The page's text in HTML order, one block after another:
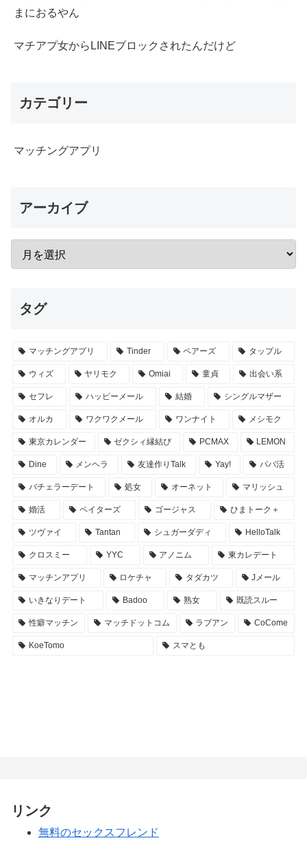
まにおるやん
マチアプ女からLINEブロックされたんだけど
カテゴリー
マッチングアプリ
アーカイブ
タグ
マッチングアプリ Tinder ペアーズ タップル
ウィズ ヤリモク Omiai 童貞 出会い系
セフレ ハッピーメール 結婚 シングルマザー
オルカ ワクワクメール ワンナイト メシモク
東京カレンダー ゼクシィ縁結び PCMAX LEMON
Dine メンヘラ 友達作りTalk Yay! パパ活
バチェラーデート 処女 オーネット マリッシュ
婚活 ペイターズ ゴージャス ひまトーク＋
ツヴァイ Tantan シュガーダディ HelloTalk
クロスミー YYC アノニム 東カレデート
マッチンアプリ ロケチャ タダカツ Jメール
いきなりデート Badoo 熟女 既読スルー
性癖マッチン マッチドットコム ラブアン CoCome
KoeTomo スマとも
リンク
無料のセックスフレンド